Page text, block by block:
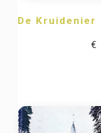
De Kruidenier
€